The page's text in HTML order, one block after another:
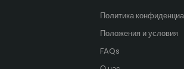
Политика
Положения и условия
FAQs